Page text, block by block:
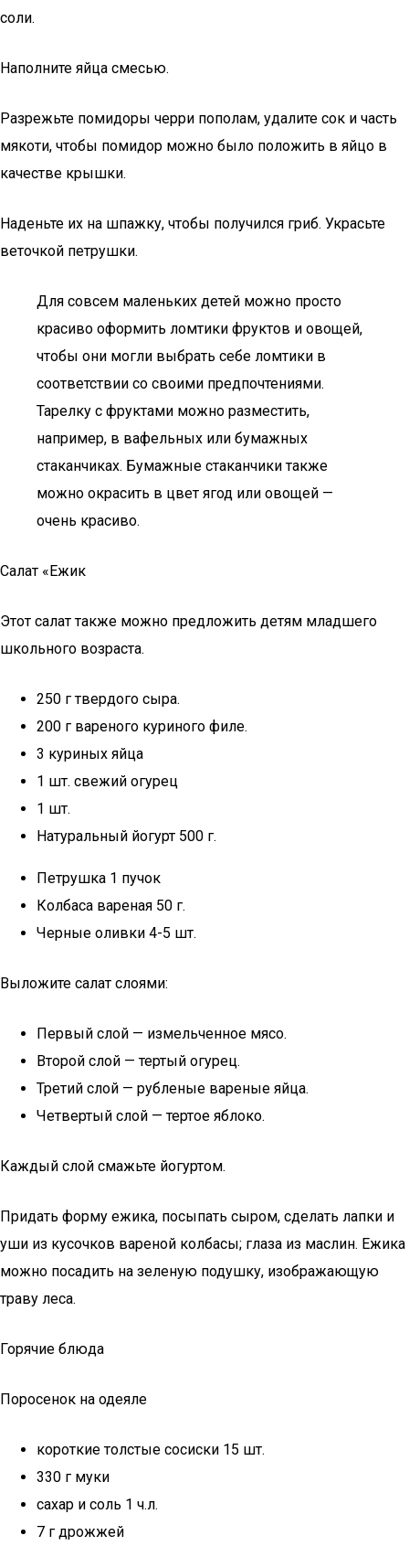
соли.
Наполните яйца смесью.
Разрежьте помидоры черри пополам, удалите сок и часть
мякоти, чтобы помидор можно было положить в яйцо в
качестве крышки.
Наденьте их на шпажку, чтобы получился гриб. Украсьте
веточкой петрушки.
Для совсем маленьких детей можно просто
красиво оформить ломтики фруктов и овощей,
чтобы они могли выбрать себе ломтики в
соответствии со своими предпочтениями.
Тарелку с фруктами можно разместить,
например, в вафельных или бумажных
стаканчиках. Бумажные стаканчики также
можно окрасить в цвет ягод или овощей —
очень красиво.
Салат «Ежик
Этот салат также можно предложить детям младшего
школьного возраста.
250 г твердого сыра.
200 г вареного куриного филе.
3 куриных яйца
1 шт. свежий огурец
1 шт.
Натуральный йогурт 500 г.
Петрушка 1 пучок
Колбаса вареная 50 г.
Черные оливки 4-5 шт.
Выложите салат слоями:
Первый слой — измельченное мясо.
Второй слой — тертый огурец.
Третий слой — рубленые вареные яйца.
Четвертый слой — тертое яблоко.
Каждый слой смажьте йогуртом.
Придать форму ежика, посыпать сыром, сделать лапки и
уши из кусочков вареной колбасы; глаза из маслин. Ежика
можно посадить на зеленую подушку, изображающую
траву леса.
Горячие блюда
Поросенок на одеяле
короткие толстые сосиски 15 шт.
330 г муки
сахар и соль 1 ч.л.
7 г дрожжей